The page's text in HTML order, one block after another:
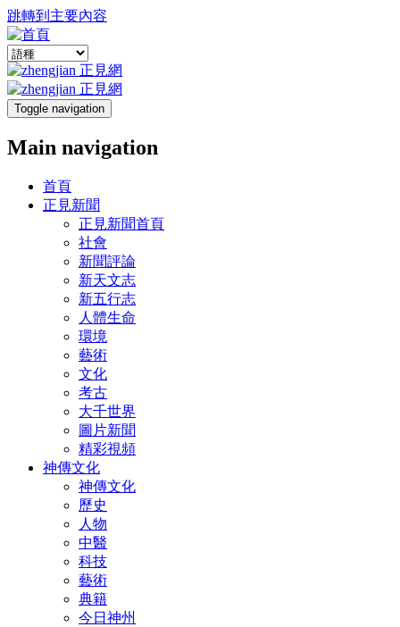
跳轉到主要內容
Toggle navigation
Main navigation
首頁
正見新聞
正見新聞首頁
社會
新聞評論
新天文志
新五行志
人體生命
環境
藝術
文化
考古
大千世界
圖片新聞
精彩視頻
神傳文化
神傳文化
歷史
人物
中醫
科技
藝術
典籍
今日神州